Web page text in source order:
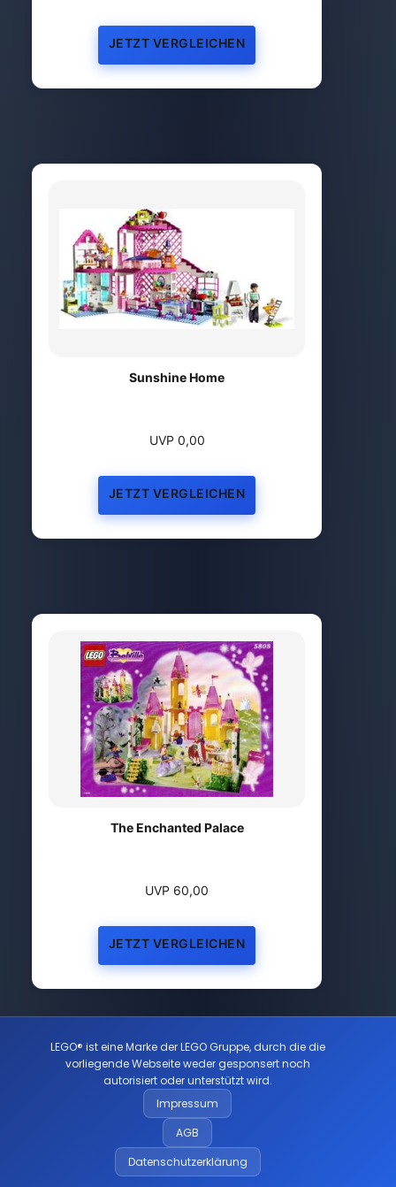
JETZT VERGLEICHEN
Sunshine Home
UVP 0,00
JETZT VERGLEICHEN
The Enchanted Palace
UVP 60,00
JETZT VERGLEICHEN
LEGO® ist eine Marke der LEGO Gruppe, durch die die
vorliegende Webseite weder gesponsert noch
autorisiert oder unterstützt wird.
Impressum
AGB
Datenschutzerklärung